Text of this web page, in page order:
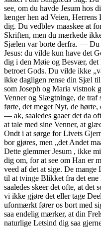
see, om du havde Jesum hos
længer hen ad Veien, Herrens
dig. Du vedblev maaskee at
Skriften, men du mærkede
Sjælen var borte derfra. —
Jesus: du vilde kun have det
dig i den Møie og Besvær, det
betroet Gods. Du vilde ikke
ikke dagligen rense din Sjæl
som Joseph og Maria vistnok
Venner og Slægtninge, de traf
førte, det meget Nyt, de
— ak, saaledes gaaer det da
at tale med sine Venner, at
Ondt i at sørge for Livets
bor gjøres, men „det Andet
Dette glemmer Jesum , ikke
dig om, for at see om Han er
veed af det at sige. De
til at tvinge Blikket fra det ene
saaledes skeer det ofte, at det
vi ikke gjøre det eller tage
uformærkt fører os bort med
saa endelig mærker, at din
naturlige Letsind dig saa